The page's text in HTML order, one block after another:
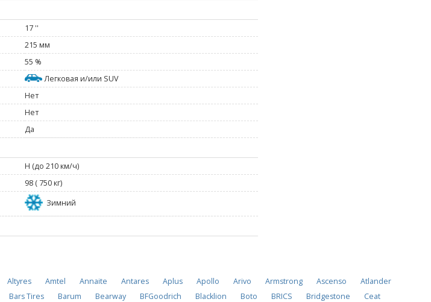
17 ''
215 мм
55 %
Легковая и/или SUV
Нет
Нет
Да
H (до 210 км/ч)
98 ( 750 кг)
Зимний
Altyres Amtel Annaite Antares Aplus Apollo Arivo Armstrong Ascenso
Atlander
Bars Tires Barum Bearway BFGoodrich Blacklion Boto BRICS Bridgestone
Ceat